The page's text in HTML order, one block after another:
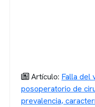
Artículo: Falla del
posoperatorio de
prevalencia,